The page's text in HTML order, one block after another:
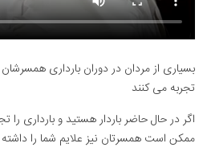
بسیاری از مردان در دوران بارداری همسرشان
تجربه می کنند
اگر در حال حاضر باردار هستید و بارداری را
ممکن است همسرتان نیز علایم شما را